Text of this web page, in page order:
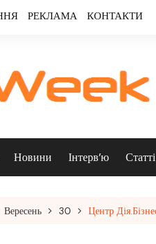
РЕКЛАМА КОНТАКТИ
Новини Інтерв’ю Статті
Вересень 30 Центр